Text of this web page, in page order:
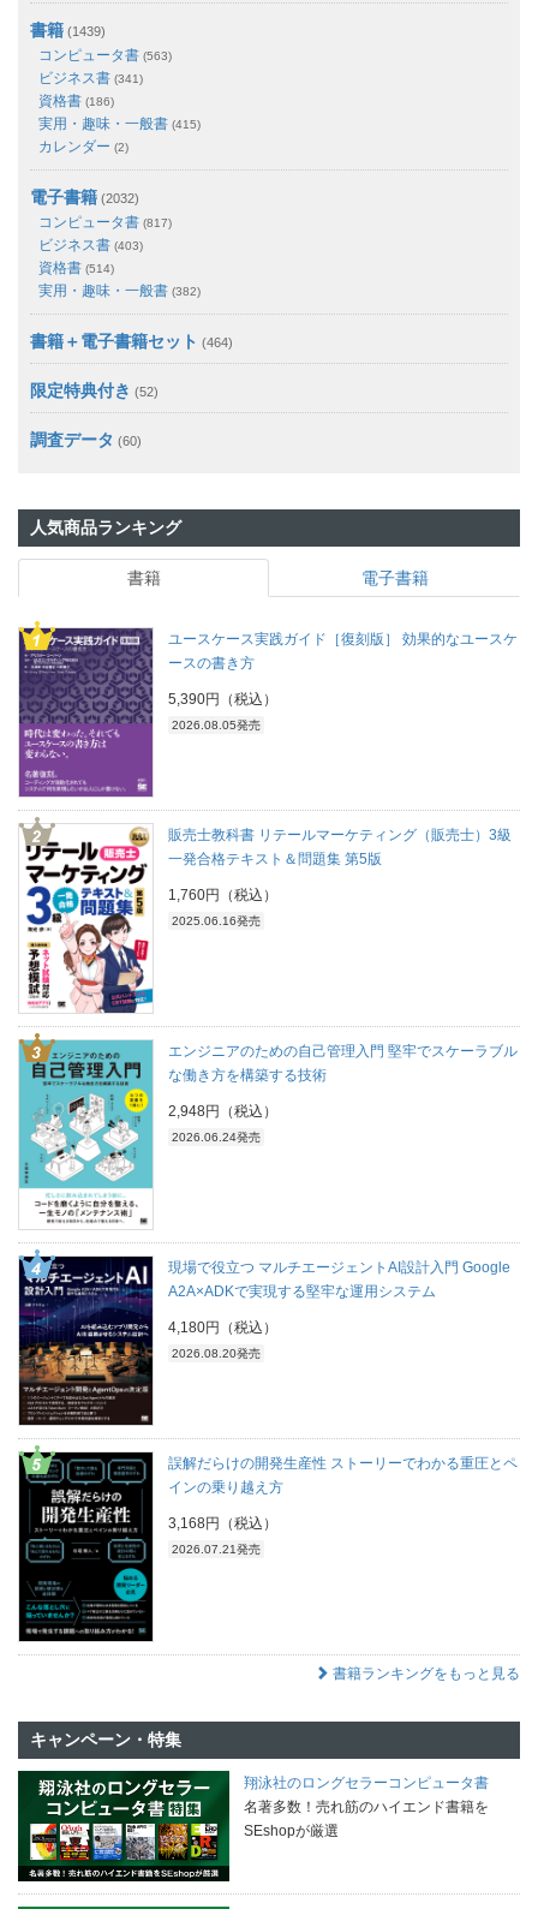
書籍 (1439)
コンピュータ書 (563)
ビジネス書 (341)
資格書 (186)
実用・趣味・一般書 (415)
カレンダー (2)
電子書籍 (2032)
コンピュータ書 (817)
ビジネス書 (403)
資格書 (514)
実用・趣味・一般書 (382)
書籍＋電子書籍セット (464)
限定特典付き (52)
調査データ (60)
人気商品ランキング
書籍 電子書籍
ユースケース実践ガイド［復刻版］ 効果的なユースケ
ースの書き方
5,390円（税込）
2026.08.05発売
販売士教科書 リテールマーケティング（販売士）3級
一発合格テキスト＆問題集 第5版
1,760円（税込）
2025.06.16発売
エンジニアのための自己管理入門 堅牢でスケーラブル
な働き方を構築する技術
2,948円（税込）
2026.06.24発売
現場で役立つ マルチエージェントAI設計入門 Google
A2A×ADKで実現する堅牢な運用システム
4,180円（税込）
2026.08.20発売
誤解だらけの開発生産性 ストーリーでわかる重圧とペ
インの乗り越え方
3,168円（税込）
2026.07.21発売
書籍ランキングをもっと見る
キャンペーン・特集
翔泳社のロングセラーコンピュータ書
名著多数！売れ筋のハイエンド書籍を
SEshopが厳選